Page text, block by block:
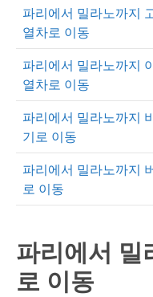
파리에서 밀라노까지
열차로 이동
파리에서 밀라노까지
열차로 이동
파리에서 밀라노까지
기로 이동
파리에서 밀라노까지
로 이동
파리에서 밀
로 이동